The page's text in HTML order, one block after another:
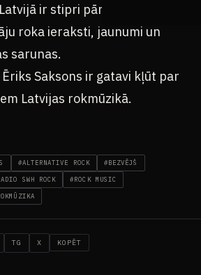
ir stipri pārspīlētas.
roka ieraksti, jaunumi un
sarunas.
Saksons ir gatavi kļūt par
Latvijas rokmūzikā.
#ALTERNATIVE ROCK #BEZVĒJŠ
SWH ROCK #ROCK MUSIC
TG X KOPĒT